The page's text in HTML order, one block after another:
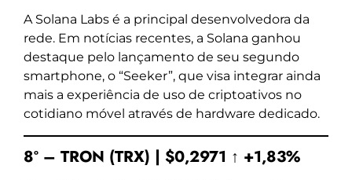
A Solana Labs é a principal desenvolvedora da
rede. Em notícias recentes, a Solana ganhou
destaque pelo lançamento de seu segundo
smartphone, o “Seeker”, que visa integrar ainda
mais a experiência de uso de criptoativos no
cotidiano móvel através de hardware dedicado.
8º – TRON (TRX) | $0,2971 ↑ +1,83%